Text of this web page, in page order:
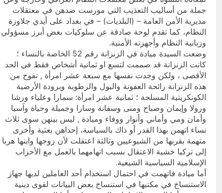
جملة من أساليب التعذيب التي مورست ضدهن في معتقلات
مديرية الأمن العامة – (البلديات) – في بغداد على أيدي جلاوزة
النظام، كما تقدم لوحة صادقة عن سلوكيات بعض أبرز مسؤولي
وزبانية النظام وأجهزته الأمنية.
وضعت السيدة ميادة في الزنزانة رقم 52 الخاصة بالنساء ؛
كانت الزنزانة قد صممت لتسع او ثمانية أشخاص فقط في الحد
الأقصى ، ولكن وجدت نفسها مع سبعة عشر امرأة , تفوح من
هذه الزنزانة رائحة العفونة والبول والرطوبة وبرودة الأرضية
الكونكريتية المسلحة ؛ ثمانية عشر امرأة: سمارا وعلياء ورشا
ورولا وإيمان وصباح ومنى وسفانة وسارا وجميلة وحياة وآسيا
وأمان ومي وأماني وأنوار ووفاء وميادة , ليس بينهن سوى ثلاث
نساء اتهمن بهذا القدر أو ذاك بالسياسة، إحداهن بعثية وأخرى
متهمة بقربها من الشيوعيين وثالثة اعتقلت لأن زوجها وابنها هربا
إلى تركيا خشية الاعتقال بسبب اتهامهما بالعمل مع الأحزاب
الإسلامية السياسية الشيعية.
أما ميادة فاتهمت في احتمال استخدام أحد العاملين لديها جهاز
الاستنساخ في مكتبها في استنساخ بعض البيانات لقوى دينية